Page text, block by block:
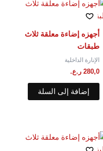
أجهزه إضاءة معلقة ثلاث
طبقات
الإنارة الداخلية
280,0 ر.ع.
إضافة إلى السلة